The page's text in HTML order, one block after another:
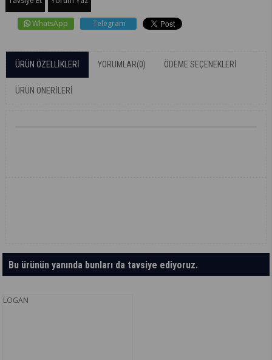
WhatsApp Telegram
ÜRÜN ÖZELLIKLERI YORUMLAR(0) ÖDEME SEÇENEKLERI
ÜRÜN ÖNERILERI
Bu ürünün yanında bunları da tavsiye ediyoruz.
LOGAN